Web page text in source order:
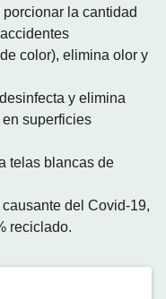
la cantidad
color), elimina olor y
y elimina
superficies
telas blancas de
del Covid-19,
reciclado.